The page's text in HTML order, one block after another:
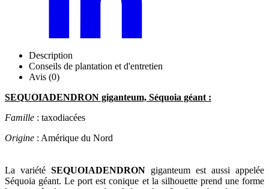
Description
Conseils de plantation et d'entretien
Avis (0)
SEQUOIADENDRON giganteum, Séquoia géant :
Famille : taxodiacées
Origine : Amérique du Nord
La variété SEQUOIADENDRON giganteum est aussi appelée
Séquoia géant. Le port est conique et la silhouette prend une forme